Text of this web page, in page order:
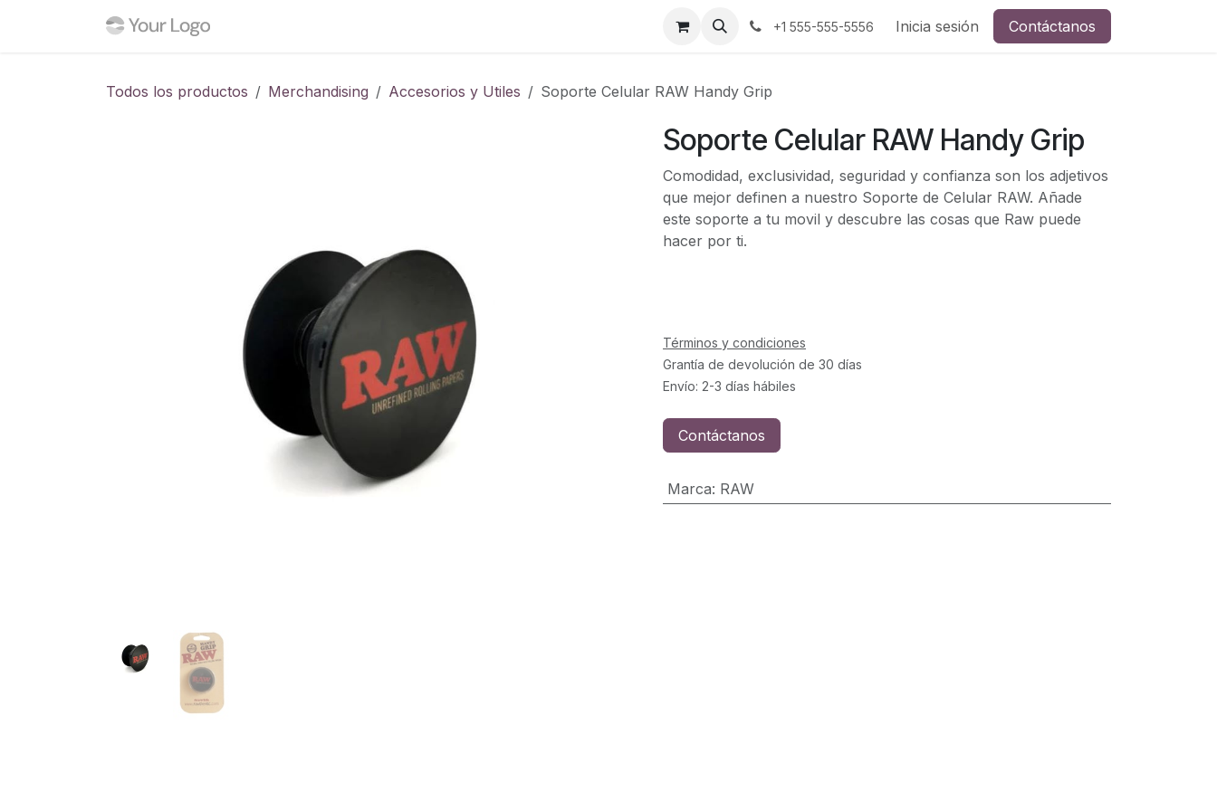
+1 555-555-5556 Inicia sesión Contáctanos
Todos los productos Merchandising Accesorios y Utiles Soporte Celular RAW Handy Grip
Soporte Celular RAW Handy Grip
Comodidad, exclusividad, seguridad y confianza son los adjetivos
que mejor definen a nuestro Soporte de Celular RAW. Añade
este soporte a tu movil y descubre las cosas que Raw puede
hacer por ti.
Términos y condiciones
Grantía de devolución de 30 días
Envío: 2-3 días hábiles
Contáctanos
Marca: RAW